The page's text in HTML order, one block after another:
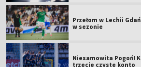
Przełom w Lechii
w sezonie
Niesamowita Pogoń!
trzecie czyste konto